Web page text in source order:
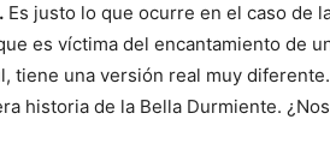
Es justo lo que ocurre en el caso de
es víctima del encantamiento de
tiene una versión real muy
historia de la Bella Durmiente.